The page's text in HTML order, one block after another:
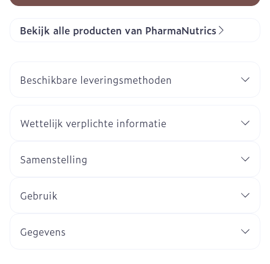
Bekijk alle producten van PharmaNutrics
Beschikbare leveringsmethoden
Wettelijk verplichte informatie
Samenstelling
Gebruik
Gegevens